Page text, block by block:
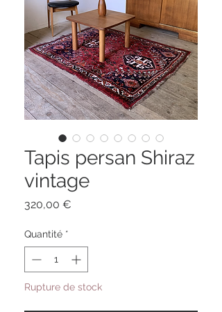
Tapis persan Shiraz
vintage
320,00 €
Quantité *
Rupture de stock